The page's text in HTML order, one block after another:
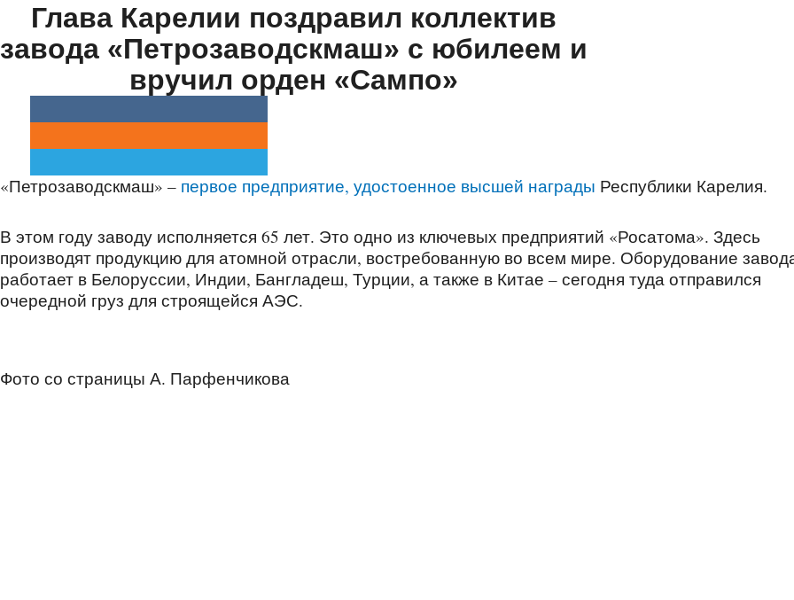
Глава Карелии поздравил коллектив
завода «Петрозаводскмаш» с юбилеем и
вручил орден «Сампо»
«Петрозаводскмаш» – первое предприятие, удостоенное высшей награды Республики Карелия.
В этом году заводу исполняется 65 лет. Это одно из ключевых предприятий «Росатома». Здесь
производят продукцию для атомной отрасли, востребованную во всем мире. Оборудование
работает в Белоруссии, Индии, Бангладеш, Турции, а также в Китае – сегодня туда отправился
очередной груз для строящейся АЭС.
Фото со страницы А. Парфенчикова